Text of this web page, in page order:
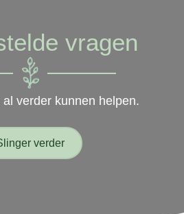
vragen
verder kunnen helpen.
verder